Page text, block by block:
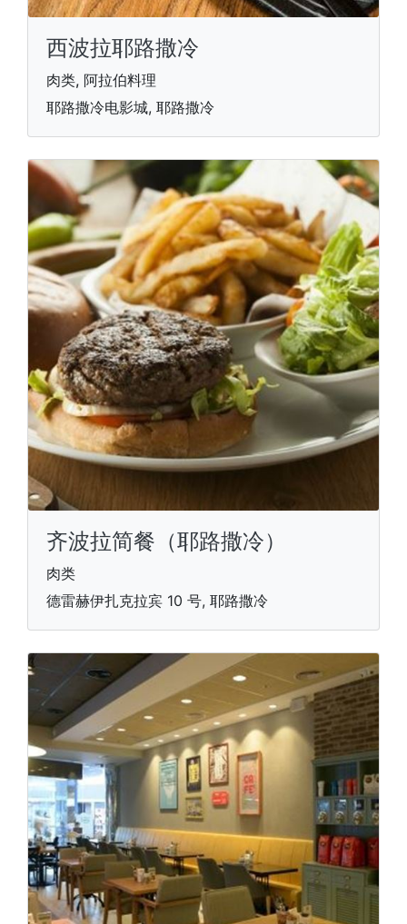
西波拉耶路撒冷
肉类, 阿拉伯料理
耶路撒冷电影城, 耶路撒冷
齐波拉简餐（耶路撒冷）
肉类
德雷赫伊扎克拉宾 10 号, 耶路撒冷